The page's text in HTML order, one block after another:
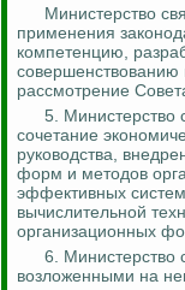
Министерство
применения
компетенцию,
совершенствованию
рассмотрение
5. Министерство
сочетание
руководства,
форм и методов
эффективных
вычислительной
организационных
6. Министерство
возложенными на